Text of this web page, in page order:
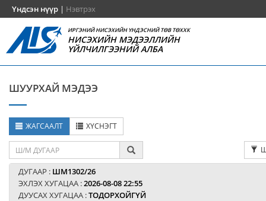
Үндсэн нүүр | Нэвтрэх
ИРГЭНИЙ НИСЭХИЙН ҮНДЭСНИЙ ТӨВ ТӨХХК
НИСЭХИЙН МЭДЭЭЛЛИЙН
ҮЙЛЧИЛГЭЭНИЙ АЛБА
ШУУРХАЙ МЭДЭЭ
ЖАГСААЛТ ХҮСНЭГТ
ДУГААР : ШМ1302/26
ЭХЛЭХ ХУГАЦАА :2026-08-08 22:55
ДУУСАХ ХУГАЦАА :ТОДОРХОЙГҮЙ